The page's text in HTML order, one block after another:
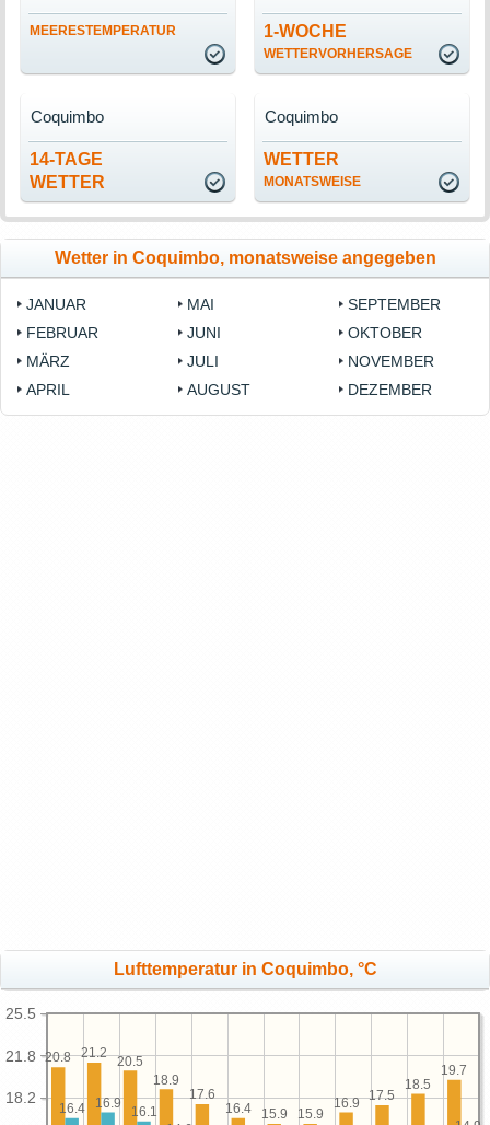
MEERESTEMPERATUR 1-WOCHE
WETTERVORHERSAGE
14-TAGE
WETTER
Coquimbo
WETTER
MONATSWEISE
Coquimbo
Wetter in Coquimbo, monatsweise angegeben
JANUAR
FEBRUAR
MÄRZ
APRIL
MAI
JUNI
JULI
AUGUST
SEPTEMBER
OKTOBER
NOVEMBER
DEZEMBER
Lufttemperatur in Coquimbo, °C
18.2
21.8
25.5
19.7
18.5
17.5
16.9
15.9
15.9
16.4
17.6
18.9
20.5
21.2
20.8
16.1
16.9
16.4